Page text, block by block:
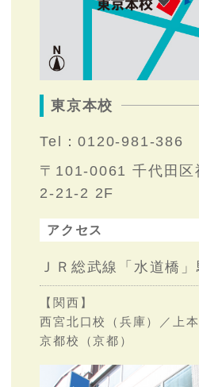
東京本校
Tel：0120-981-386
〒101-0061 千代田区
2-21-2 2F
アクセス
ＪＲ総武線「水道橋」
【関西】
西宮北口校（兵庫）／上
京都校（京都）